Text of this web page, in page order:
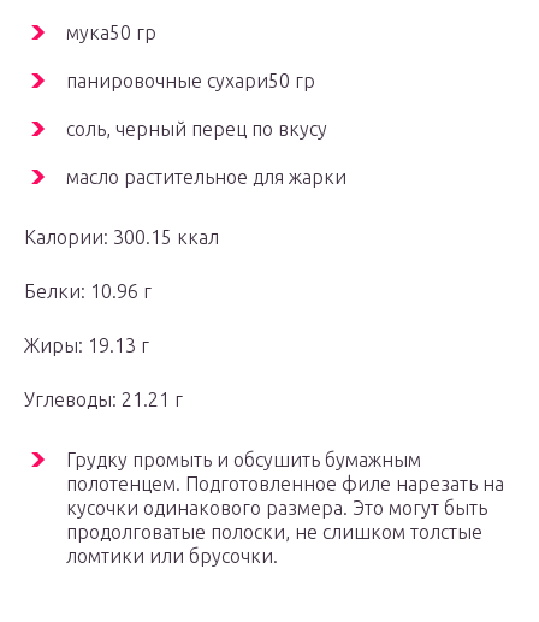
мука50 гр
панировочные сухари50 гр
соль, черный перец по вкусу
масло растительное для жарки
Калории: 300.15 ккал
Белки: 10.96 г
Жиры: 19.13 г
Углеводы: 21.21 г
Грудку промыть и обсушить бумажным
полотенцем. Подготовленное филе нарезать на
кусочки одинакового размера. Это могут быть
продолговатые полоски, не слишком толстые
ломтики или брусочки.